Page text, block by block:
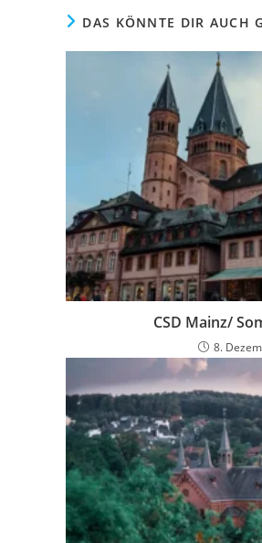
DAS KÖNNTE DIR AUCH
CSD Mainz/
8.